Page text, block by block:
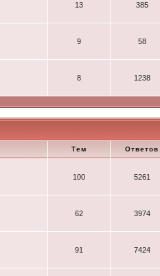
13 385
9 58
8 1238
Тем Ответов
100 5261
62 3974
91 7424